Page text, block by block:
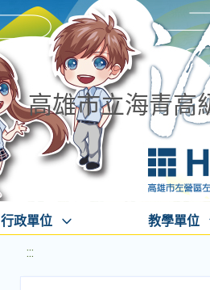
高雄市立海青高
行政單位 教學單位
:::